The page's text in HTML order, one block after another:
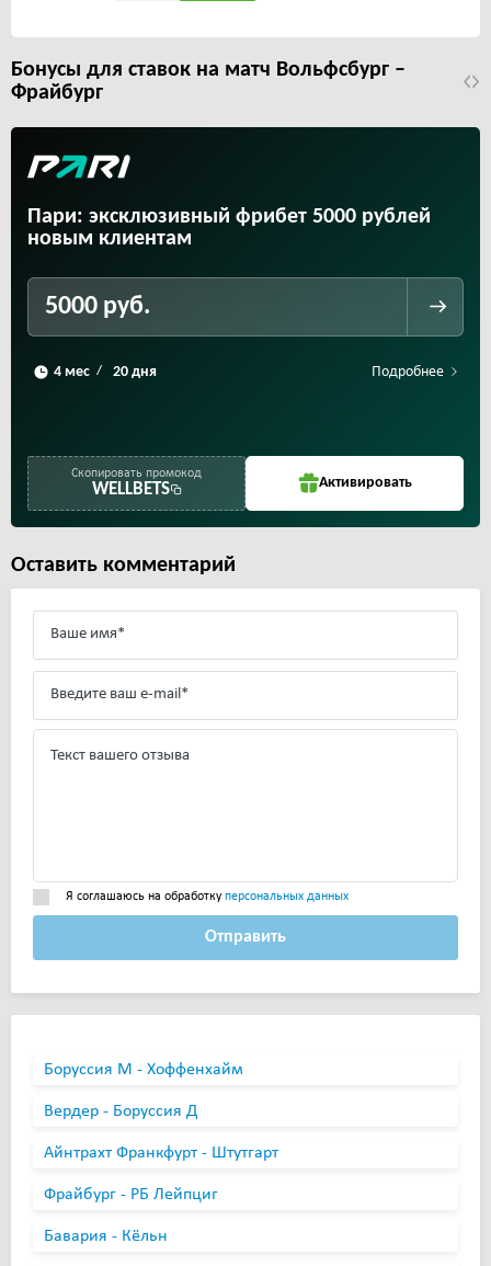
Бонусы для ставок на матч Вольфсбург –
Фрайбург
Пари: эксклюзивный фрибет 5000 рублей
новым клиентам
5000 руб.
/ Подробнее
Скопировать промокод
WELLBETS Активировать
Оставить комментарий
Я соглашаюсь на обработкуперсональных данных
Отправить
Боруссия М - Хоффенхайм
Вердер - Боруссия Д
Айнтрахт Франкфурт - Штутгарт
Фрайбург - РБ Лейпциг
Бавария - Кёльн